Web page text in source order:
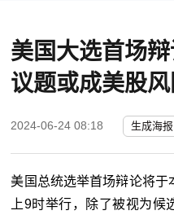
美国大选首场
议题或成美股
2024-06-24 08:18 生成海报
美国总统选举首场辩论将
上9时举行，除了被视为